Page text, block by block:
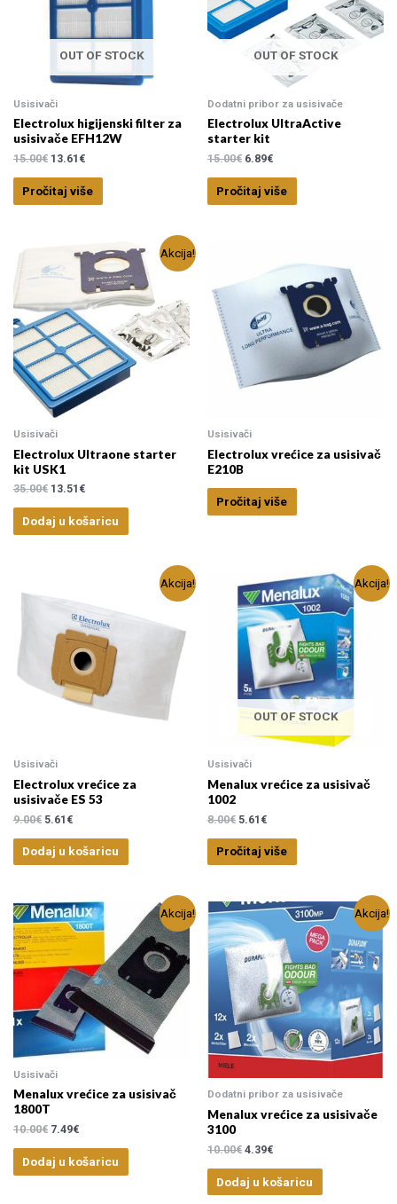
OUT OF STOCK
Usisivači
Electrolux higijenski filter za
usisivače EFH12W
15.00€ 13.61 €
Pročitaj više
OUT OF STOCK
Dodatni pribor za usisivače
Electrolux UltraActive
starter kit
15.00€ 6.89€
Pročitaj više
Akcija!
Usisivači
Electrolux Ultraone starter
kit USK1
35.00€ 13.51 €
Dodaj u košaricu
Usisivači
Electrolux vrećice za usisivač
E210B
Pročitaj više
Akcija!
Usisivači
Electrolux vrećice za
usisivače ES 53
9.00€ 5.61 €
Dodaj u košaricu
Akcija!
OUT OF STOCK
Usisivači
Menalux vrećice za usisivač
1002
8.00€ 5.61 €
Pročitaj više
Akcija!
Usisivači
Menalux vrećice za usisivač
1800T
10.00€ 7.49€
Dodaj u košaricu
Akcija!
Dodatni pribor za usisivače
Menalux vrećice za usisivače
3100
10.00€ 4.39€
Dodaj u košaricu